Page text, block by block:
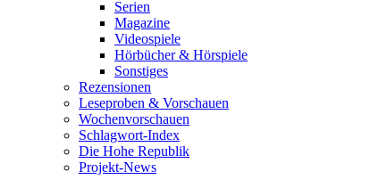
Serien
Magazine
Videospiele
Hörbücher & Hörspiele
Sonstiges
Rezensionen
Leseproben & Vorschauen
Wochenvorschauen
Schlagwort-Index
Die Hohe Republik
Projekt-News